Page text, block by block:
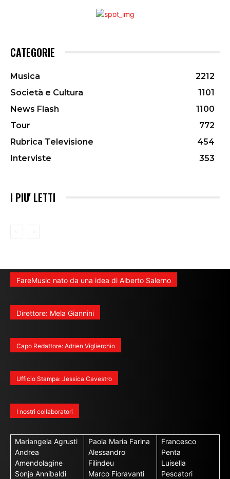
CATEGORIE
Musica
2212
Società e Cultura
1101
News Flash
1100
Tour
772
Rubrica Televisione
454
Interviste
353
I PIU' LETTI
FareMusic nato da una idea di Alberto Salerno
Direttore: Mela Giannini
Capo Redattore: Adrien Viglierchio
Ufficio Stampa: Jessica Cavestro
I nostri collaboratori
Mariangela Agrusti
Andrea
Amendolagine
Sonja Annibaldi
Paola Maria Farina
Alessandro
Filindeu
Marco Fioravanti
Francesco
Penta
Luisella
Pescatori